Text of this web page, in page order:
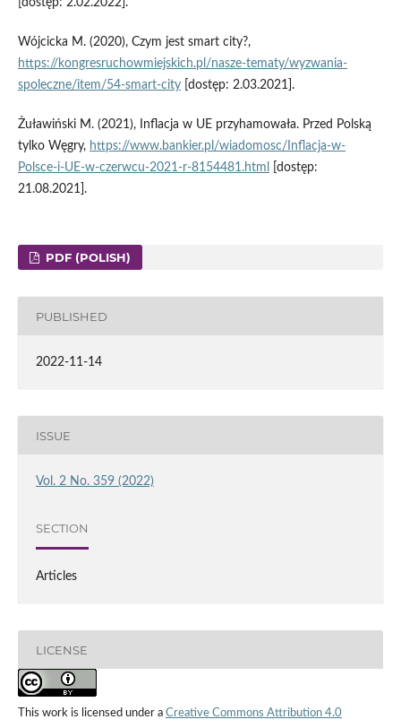
[dostęp: 2.02.2022].
Wójcicka M. (2020), Czym jest smart city?,
https://kongresruchowmiejskich.pl/nasze-tematy/wyzwania-
spoleczne/item/54-smart-city[dostęp: 2.03.2021].
Żuławiński M. (2021), Inflacja w UE przyhamowała. Przed Polską
tylko Węgry, https://www.bankier.pl/wiadomosc/Inflacja-w-
Polsce-i-UE-w-czerwcu-2021-r-8154481.html
[dostęp:
21.08.2021].
PDF (POLISH)
PUBLISHED
2022-11-14
ISSUE
Vol. 2 No. 359 (2022)
SECTION
Articles
LICENSE
This work is licensed under a Creative Commons Attribution 4.0